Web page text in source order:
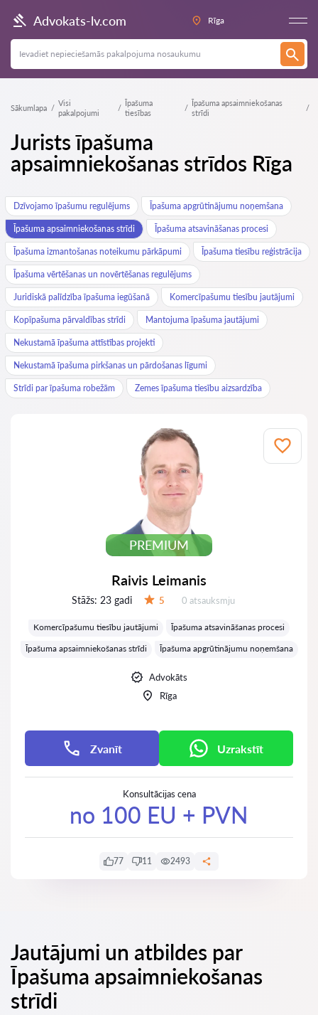
Advokats-lv.com Rīga
Sākumlapa
Visi
pakalpojumi
Īpašuma
tiesības
Īpašuma apsaimniekošanas
strīdi
Jurists īpašuma
apsaimniekošanas strīdos Rīga
Dzīvojamo īpašumu regulējums Īpašuma apgrūtinājumu noņemšana
Īpašuma apsaimniekošanas strīdi Īpašuma atsavināšanas procesi
Īpašuma izmantošanas noteikumu pārkāpumi Īpašuma tiesību reģistrācija
Īpašuma vērtēšanas un novērtēšanas regulējums
Juridiskā palīdzība īpašuma iegūšanā Komercīpašumu tiesību jautājumi
Kopīpašuma pārvaldības strīdi Mantojuma īpašuma jautājumi
Nekustamā īpašuma attīstības projekti
Nekustamā īpašuma pirkšanas un pārdošanas līgumi
Strīdi par īpašuma robežām Zemes īpašuma tiesību aizsardzība
PREMIUM
Raivis Leimanis
Stāžs: 23 gadi 5 Atsauksmes:
0 atsauksmju
Komercīpašumu tiesību jautājumi
Īpašuma atsavināšanas procesi
Īpašuma apsaimniekošanas strīdi
Īpašuma apgrūtinājumu noņemšana
Advokāts
Rīga
Zvanīt Uzrakstīt
Konsultācijas cena
no 100 EU + PVN
77 11 2493
Jautājumi un atbildes par
Īpašuma apsaimniekošanas
strīdi